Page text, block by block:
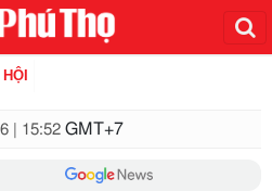
| 15:52 GMT+7